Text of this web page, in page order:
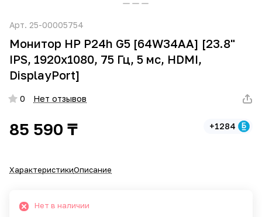
Арт. 25-00005754
Монитор HP P24h G5 [64W34AA] [23.8"
IPS, 1920x1080, 75 Гц, 5 мс, HDMI,
DisplayPort]
0 Нет отзывов
85 590 ₸ +1284
ХарактеристикиОписание
Нет в наличии